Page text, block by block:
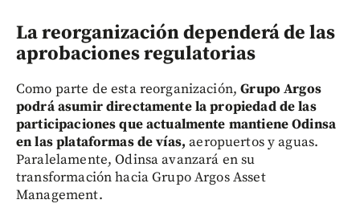
La reorganización dependerá de las
aprobaciones regulatorias
Como parte de esta reorganización, Grupo Argos
podrá asumir directamente la propiedad de las
participaciones que actualmente mantiene Odinsa
en las plataformas de vías, aeropuertos y aguas.
Paralelamente, Odinsa avanzará en su
transformación hacia Grupo Argos Asset
Management.